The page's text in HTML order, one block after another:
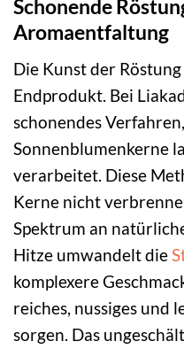
Schonende
Aromaentfaltung
Die Kunst der
Endprodukt. Bei
schonendes
Sonnenblumenkerne
verarbeitet. Diese
Kerne nicht
Spektrum an
Hitze umwandelt die
komplexere
reiches, nussiges und
sorgen. Das